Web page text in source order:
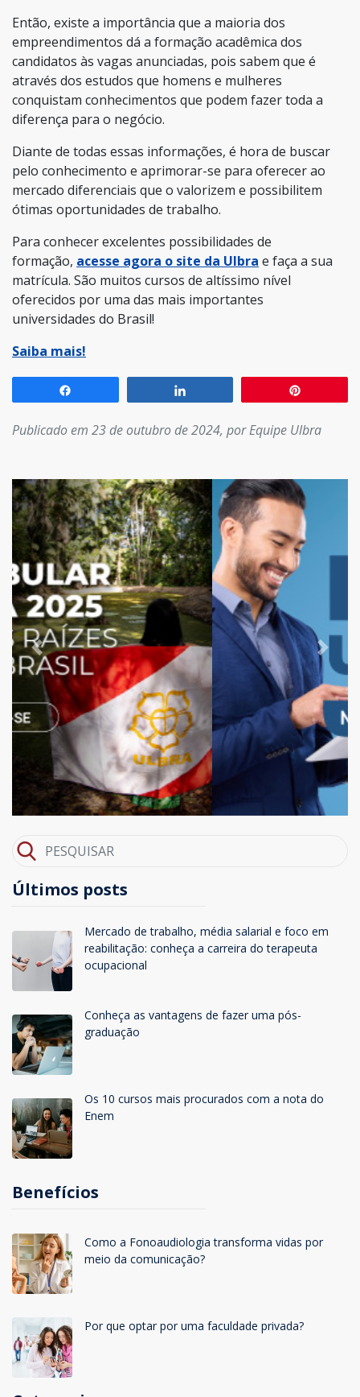
Então, existe a importância que a maioria dos
empreendimentos dá a formação acadêmica dos
candidatos às vagas anunciadas, pois sabem que é
através dos estudos que homens e mulheres
conquistam conhecimentos que podem fazer toda a
diferença para o negócio.
Diante de todas essas informações, é hora de buscar
pelo conhecimento e aprimorar-se para oferecer ao
mercado diferenciais que o valorizem e possibilitem
ótimas oportunidades de trabalho.
Para conhecer excelentes possibilidades de
formação, acesse agora o site da Ulbra e faça a sua
matrícula. São muitos cursos de altíssimo nível
oferecidos por uma das mais importantes
universidades do Brasil!
Saiba mais!
Publicado em 23 de outubro de 2024, por Equipe Ulbra
Previous Next
Últimos posts
Mercado de trabalho, média salarial e foco em
reabilitação: conheça a carreira do terapeuta
ocupacional
Conheça as vantagens de fazer uma pós-
graduação
Os 10 cursos mais procurados com a nota do
Enem
Benefícios
Como a Fonoaudiologia transforma vidas por
meio da comunicação?
Por que optar por uma faculdade privada?